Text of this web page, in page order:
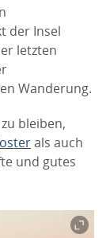
der Insel
letzten
Wanderung.
bleiben,
als auch
und gutes